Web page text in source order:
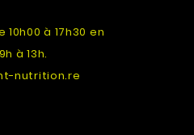
à 17h30 en
à 13h.
nutrition.re